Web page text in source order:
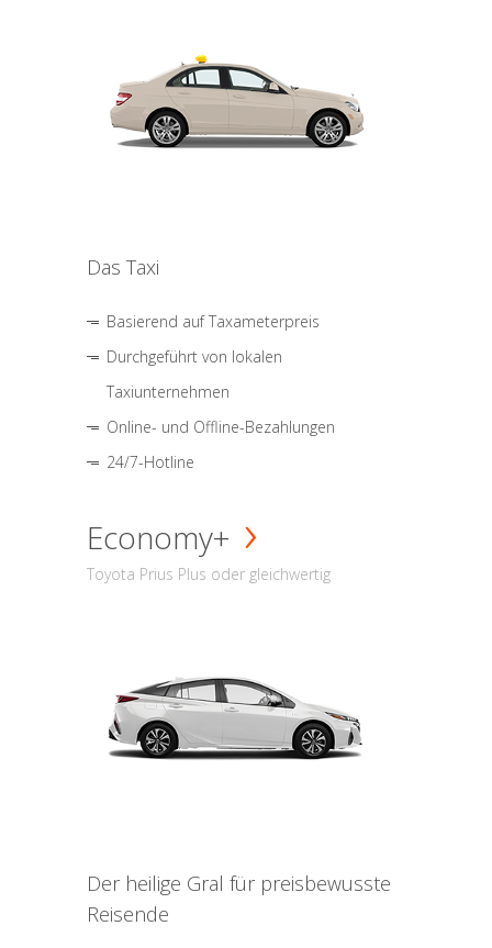
Das Taxi
Basierend auf Taxameterpreis
Durchgeführt von lokalen
Taxiunternehmen
Online- und Offline-Bezahlungen
24/7-Hotline
Economy+
Toyota Prius Plus oder gleichwertig
Der heilige Gral für preisbewusste
Reisende